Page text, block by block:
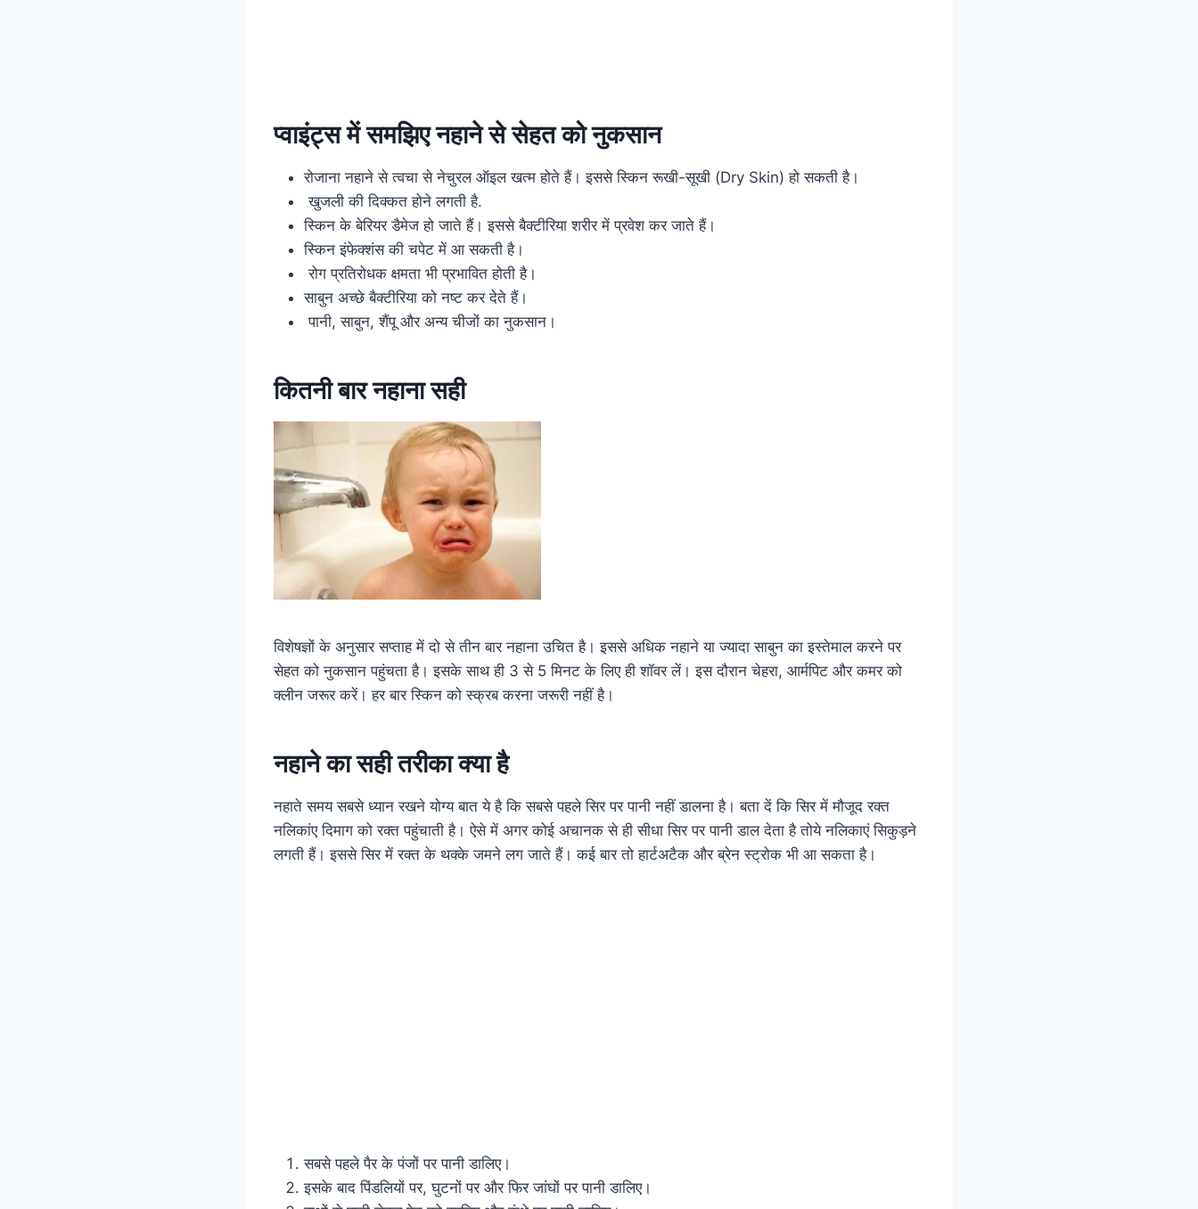
प्वाइंट्स में समझिए नहाने से सेहत को नुकसान
रोजाना नहाने से त्वचा से नेचुरल ऑइल खत्म होते हैं। इससे स्किन रूखी-सूखी (Dry Skin) हो सकती है।
खुजली की दिक्कत होने लगती है.
स्किन के बेरियर डैमेज हो जाते हैं। इससे बैक्टीरिया शरीर में प्रवेश कर जाते हैं।
स्किन इंफेक्शंस की चपेट में आ सकती है।
रोग प्रतिरोधक क्षमता भी प्रभावित होती है।
साबुन अच्छे बैक्टीरिया को नष्ट कर देते हैं।
पानी, साबुन, शैंपू और अन्य चीजों का नुकसान।
कितनी बार नहाना सही
विशेषज्ञों के अनुसार सप्ताह में दाे से तीन बार नहाना उचित है। इससे अधिक नहाने या ज्यादा साबुन का इस्तेमाल करने पर
सेहत को नुकसान पहुंचता है। इसके साथ ही 3 से 5 मिनट के लिए ही शॉवर लें। इस दौरान चेहरा, आर्मपिट और कमर को
क्लीन जरूर करें। हर बार स्किन को स्क्रब करना जरूरी नहीं है।
नहाने का सही तरीका क्या है
नहाते समय सबसे ध्यान रखने योग्य बात ये है कि सबसे पहले सिर पर पानी नहीं डालना है। बता दें कि सिर में मौजूद रक्त
नलिकांए दिमाग को रक्त पहुंचाती है। ऐसे में अगर कोई अचानक से ही सीधा सिर पर पानी डाल देता है तोये नलिकाएं सिकुड़ने
लगती हैं। इससे सिर में रक्त के थक्के जमने लग जाते हैं। कई बार तो हार्टअटैक और ब्रेन स्ट्रोक भी आ सकता है।
सबसे पहले पैर के पंजों पर पानी डालिए।
इसके बाद पिंडलियों पर, घुटनों पर और फिर जांघों पर पानी डालिए।